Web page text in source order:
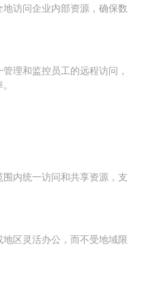
访问企业内部资源，确保数
理和监控员工的远程访问，
内统一访问和共享资源，支
区灵活办公，而不受地域限